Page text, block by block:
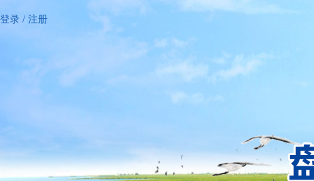
登录 / 注册